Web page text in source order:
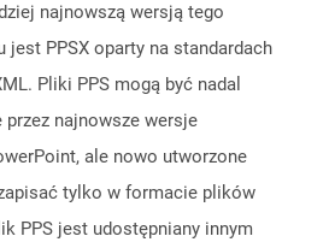
najnowszą wersją tego
jest PPSX oparty na standardach
Pliki PPS mogą być nadal
przez najnowsze wersje
ale nowo utworzone
tylko w formacie plików
PPS jest udostępniany innym